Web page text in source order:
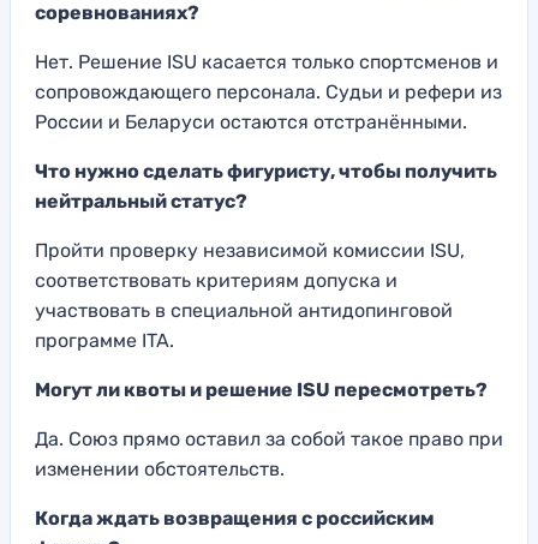
соревнованиях?
Нет. Решение ISU касается только спортсменов и
сопровождающего персонала. Судьи и рефери из
России и Беларуси остаются отстранёнными.
Что нужно сделать фигуристу, чтобы получить
нейтральный статус?
Пройти проверку независимой комиссии ISU,
соответствовать критериям допуска и
участвовать в специальной антидопинговой
программе ITA.
Могут ли квоты и решение ISU пересмотреть?
Да. Союз прямо оставил за собой такое право при
изменении обстоятельств.
Когда ждать возвращения с российским